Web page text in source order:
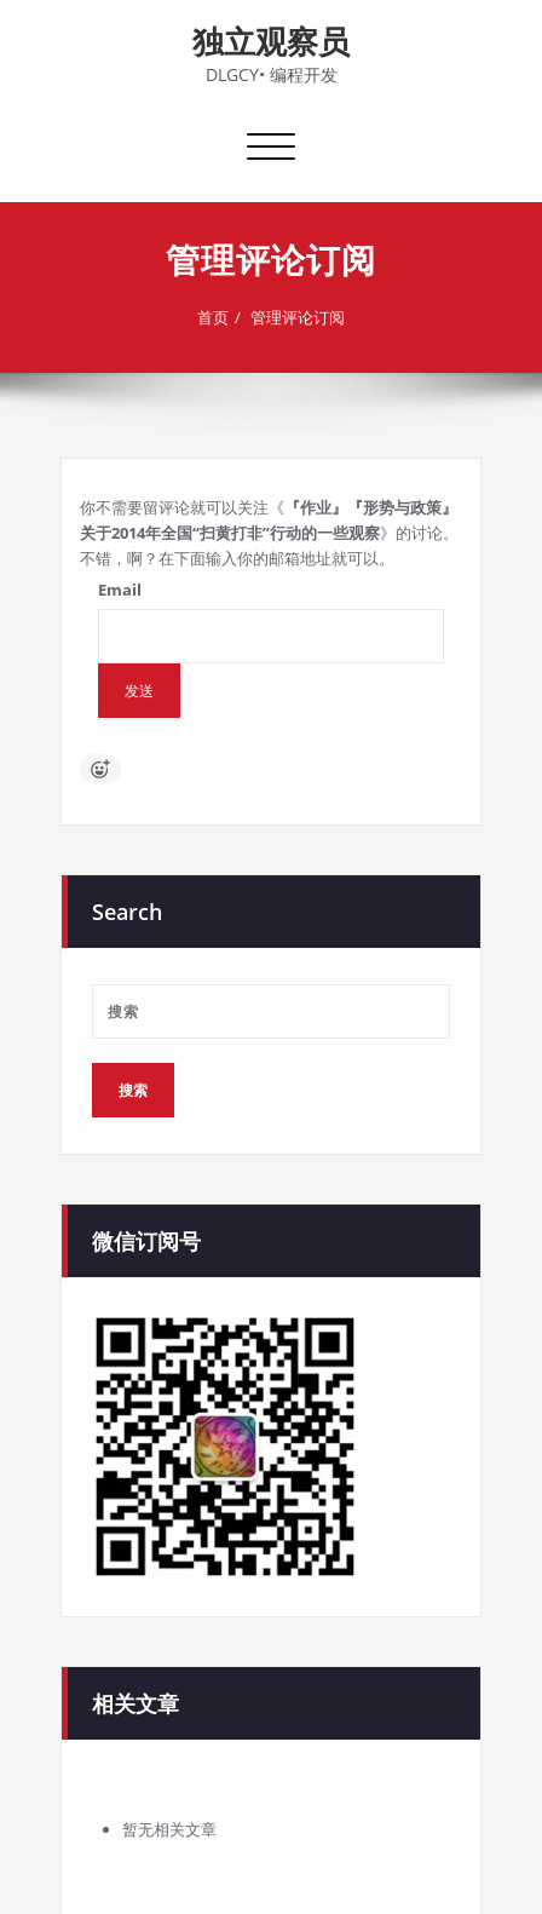
独立观察员
DLGCY• 编程开发
切
导
管理评论订阅
首页 管理评论订阅
你不需要留评论就可以关注《 『作业』『形势与政策』
关于2014年全国“扫黄打非”行动的一些观察》的讨论。
不错，啊？在下面输入你的邮箱地址就可以。
Email
Search
微信订阅号
相关文章
暂无相关文章